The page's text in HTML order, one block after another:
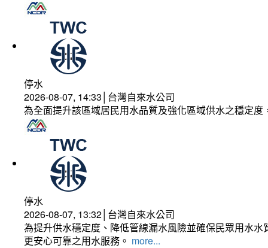
停水
2026-08-07, 14:33│台灣自來水公司
為全面提升該區域居民用水品質及強化區域供水之穩定
停水
2026-08-07, 13:32│台灣自來水公司
為提升供水穩定度、降低管線漏水風險並確保民眾用水
更安心可靠之用水服務。 more...